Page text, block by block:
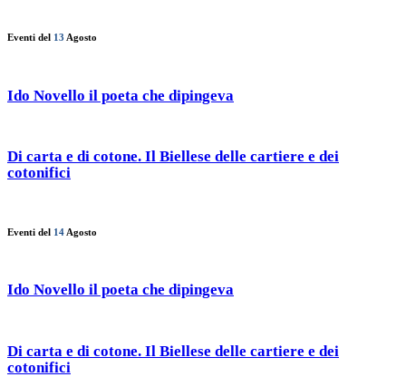
Eventi del 13 Agosto
Ido Novello il poeta che dipingeva
Di carta e di cotone. Il Biellese delle cartiere e dei
cotonifici
Eventi del 14 Agosto
Ido Novello il poeta che dipingeva
Di carta e di cotone. Il Biellese delle cartiere e dei
cotonifici